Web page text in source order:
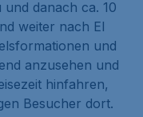
danach ca. 10
weiter nach El
und
anzusehen und
hinfahren,
Besucher dort.